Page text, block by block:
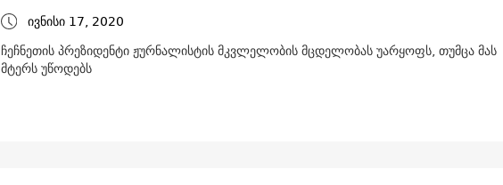
ივნისი 17, 2020
ჩეჩნეთის პრეზიდენტი ჟურნალისტის მკვლელობის მცდელობას უარყოფს, თუმცა მას
მტერს უწოდებს